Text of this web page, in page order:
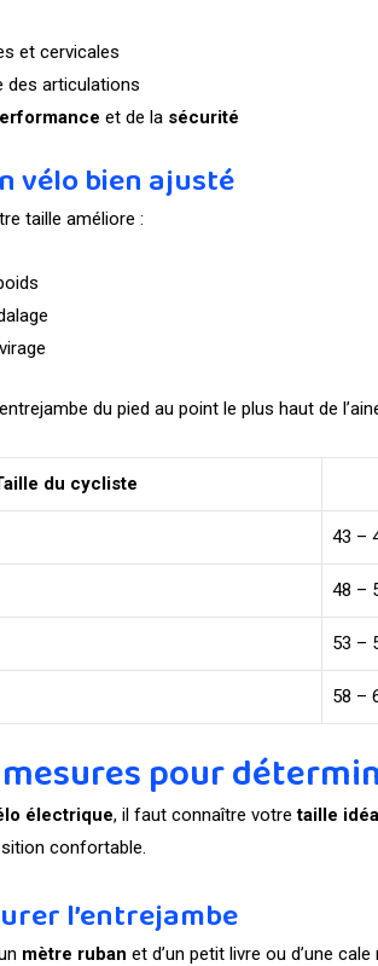
et cervicales
des articulations
et de la sécurité
vélo bien ajusté
taille améliore :
du pied au point le plus haut de
du cycliste
43 –
48 –
53 –
58 –
pour
électrique, il faut connaître votretaille
confortable.
l’entrejambe
mètre ruban et d’un petit livre ou d’une